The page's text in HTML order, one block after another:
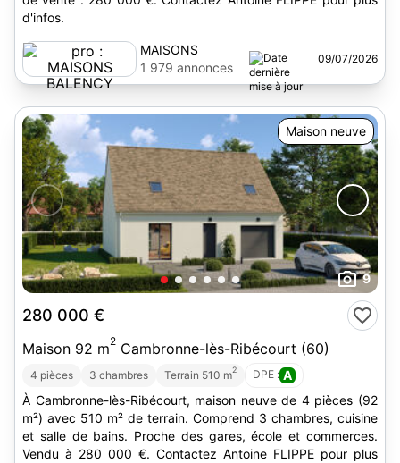
d'infos.
MAISONS
BALENCY
1 979 annonces
09/07/2026
Maison neuve
9
280 000 €
Maison 92 m2 Cambronne-lès-Ribécourt (60)
4 pièces 3 chambres Terrain 510 m2 DPE : A
À Cambronne-lès-Ribécourt, maison neuve de 4 pièces (92
m²) avec 510 m² de terrain. Comprend 3 chambres, cuisine
et salle de bains. Proche des gares, école et commerces.
Vendu à 280 000 €. Contactez Antoine FLIPPE pour plus